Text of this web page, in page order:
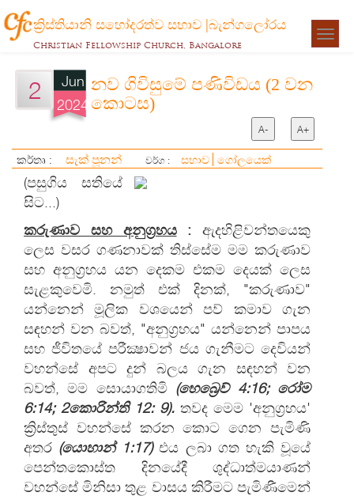
ක්‍රිස්තියානි සහෝදරත්ව සභාව |බැන්ගලෝරය
Christian Fellowship Church, Bangalore
2
Jun
2024
නව ගිවිසුමේ පණිවිඩය (2 වන
කොටස)
A- A+
කර්තෘ : සැක් පූනන් වර්ග : සභාව ගෝලයෙක්
(පසුගිය සතියේ
සිට...)
කරුණාව සහ අනුග්‍රහය: ඇදහිළිවන්තයෙකු
ලෙස වසර ගණනාවක් තිස්සේම මම කරුණාව
සහ අනුග්‍රහය යන දෙකම එකම දෙයක් ලෙස
සැළකුවෙමි. නමුත් එක් දිනක්, "කරුණාව"
යන්නෙන් මූලික වශයෙන් පව් කමාව ගැන
සඳහන් වන බවත්, "අනුග්‍රහය" යන්නෙන් පාපය
සහ ජීවිතයේ පරීක්‍ෂාවන් ජය ගැනීමට දෙවියන්
වහන්සේ අපට දුන් බලය ගැන සඳහන් වන
බවත්, මම සොයාගතිමි (හෙබ්‍රෙව් 4:16; රෝම
6:14; 2කොරින්ති 12: 9). තවද මෙම 'අනුග්‍රහය'
ක්‍රිස්තුස් වහන්සේ කරන කොට ගෙන පැමිණි
අතර (යොහාන් 1:17)එය ලබා ගත හැකි වූයේ
පෙන්තකොස්ත දිනයේදී ශුද්ධාත්මයාණන්
වහන්සේ මිනිසා තුළ වාසය කිරීමට පැමිණීමෙන්